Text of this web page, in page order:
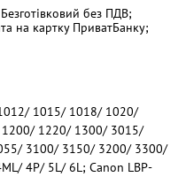
без ПДВ;
на картку ПриватБанку;
1015/ 1018/ 1020/
1220/ 1300/ 3015/
3100/ 3150/ 3200/ 3300/
4P/ 5L/ 6L; Canon LBP-